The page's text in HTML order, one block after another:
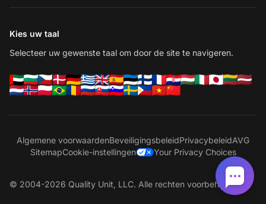
Kies uw taal
Selecteer uw gewenste taal om door de site te navigeren.
Algemene voorwaardenBeveiligingsbeleidPrivacybeleidAVG
SitemapCookie-instellingen Your Privacy Choices
© 2004-2026 Quality Unit, LLC. Alle rechten voorbehouden.